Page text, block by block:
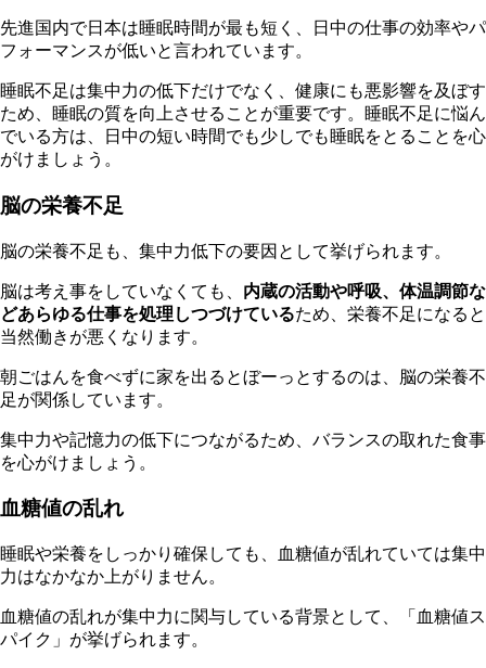
先進国内で日本は睡眠時間が最も短く、日中の仕事の効率やパ
フォーマンスが低いと言われています。
睡眠不足は集中力の低下だけでなく、健康にも悪影響を及ぼす
ため、睡眠の質を向上させることが重要です。睡眠不足に悩ん
でいる方は、日中の短い時間でも少しでも睡眠をとることを心
がけましょう。
脳の栄養不足
脳の栄養不足も、集中力低下の要因として挙げられます。
脳は考え事をしていなくても、 内蔵の活動や呼吸、体温調節な
どあらゆる仕事を処理しつづけているため、栄養不足になると
当然働きが悪くなります。
朝ごはんを食べずに家を出るとぼーっとするのは、脳の栄養不
足が関係しています。
集中力や記憶力の低下につながるため、バランスの取れた食事
を心がけましょう。
血糖値の乱れ
睡眠や栄養をしっかり確保しても、血糖値が乱れていては集中
力はなかなか上がりません。
血糖値の乱れが集中力に関与している背景として、「血糖値ス
パイク」が挙げられます。